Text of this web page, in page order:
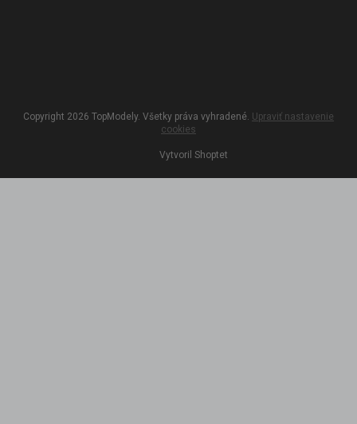
Vytvoril Shoptet
Copyright 2026 TopModely. Všetky práva vyhradené. Upraviť nastavenie
cookies